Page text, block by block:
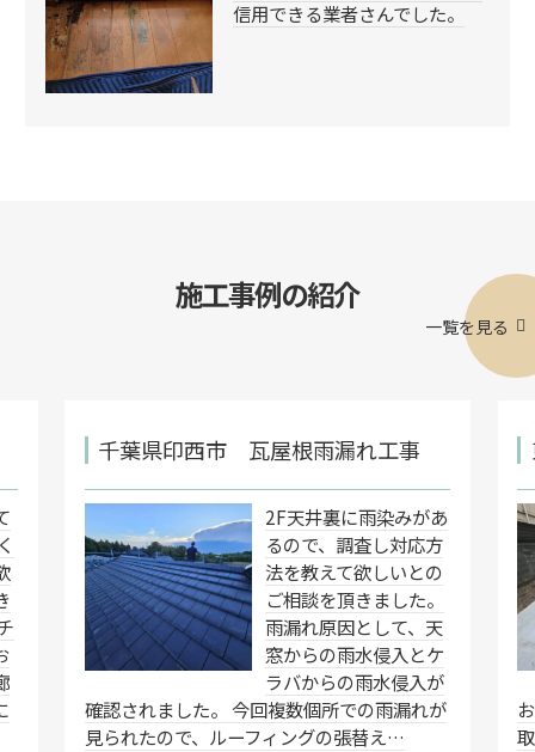
信用できる業者さんでした。
施工事例の紹介
一覧を見る
千葉県印西市 瓦屋根雨漏れ工事
2F天井裏に雨染みがあ
るので、調査し対応方
法を教えて欲しいとの
ご相談を頂きました。
雨漏れ原因として、天
窓からの雨水侵入とケ
ラバからの雨水侵入が
確認されました。 今回複数個所での雨漏れが
見られたので、ルーフィングの張替え…